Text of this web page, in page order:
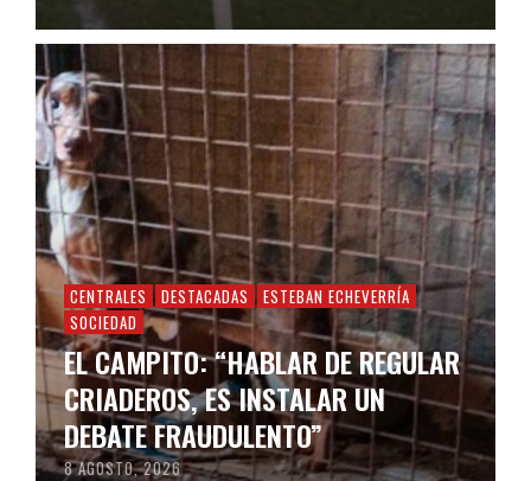
CENTRALES DESTACADAS
ESTEBAN ECHEVERRÍA
SOCIEDAD
EL CAMPITO: “HABLAR DE REGULAR
CRIADEROS, ES INSTALAR UN
DEBATE FRAUDULENTO”
8 AGOSTO, 2026